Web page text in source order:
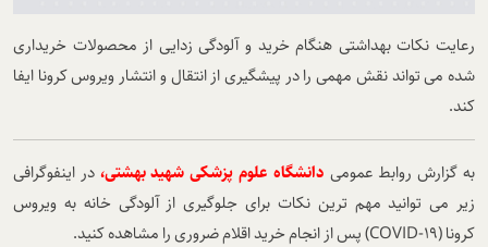
رعایت نکات بهداشتی هنگام خرید و آلودگی زدایی از محصولات خریداری
شده می تواند نقش مهمی را در پیشگیری از انتقال و انتشار ویروس کرونا ایفا
کند.
به گزارش روابط عمومی دانشگاه علوم پزشکی شهید بهشتی،در اینفوگرافی
زیر می توانید مهم ترین نکات برای جلوگیری از آلودگی خانه به ویروس
کرونا(COVID-19) پس از انجام خرید اقلام ضروری را مشاهده کنید.